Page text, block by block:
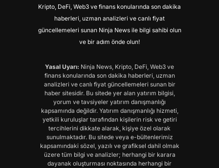
Kripto, DeFi, Web3 ve finans konularında son dakika
haberleri, uzman analizleri ve canlı fiyat
güncellemeleri sunan Ninja News ile bilgi sahibi olun
ve bir adım önde olun!
Yasal Uyarı: Ninja News, Kripto, DeFi, Web3 ve
finans konularında son dakika haberleri, uzman
analizleri ve canlı fiyat güncellemeleri sunan bir
haber sitesidir. Bu sitede yer alan yatırım bilgisi,
yorum ve tavsiyeler yatırım danışmanlığı
kapsamında değildir. Yatırım danışmanlığı hizmeti,
yetkili kuruluşlar tarafından kişilerin risk ve getiri
tercihlerini dikkate alarak, kişiye özel olarak
sunulmaktadır. Bu sitede veya e-bültenlerimiz
kapsamındaki sözel, yazılı ve grafiksel dahil olmak
üzere tüm bilgi ve analizler; herhangi bir karara
dayanak oluşturması noktasında herhangi bir